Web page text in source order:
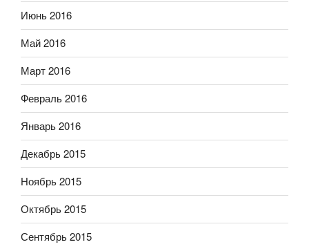
Июнь 2016
Май 2016
Март 2016
Февраль 2016
Январь 2016
Декабрь 2015
Ноябрь 2015
Октябрь 2015
Сентябрь 2015